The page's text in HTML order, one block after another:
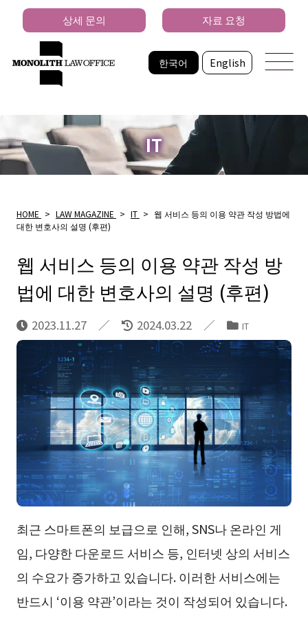
한국어 English
상세 문의 자료 요청
IT
HOME > LAW MAGAZINE > IT > 웹 서비스 등의 이용 약관 작성 방법에
대한 변호사의 설명 (후편)
웹 서비스 등의 이용 약관 작성 방
법에 대한 변호사의 설명 (후편)
2023.11.27 2024.03.22 IT
최근 스마트폰의 보급으로 인해, SNS나 온라인 게
임, 다양한 다운로드 서비스 등, 인터넷 상의 서비스
의 수요가 증가하고 있습니다. 이러한 서비스에는
반드시 ‘이용 약관’이라는 것이 작성되어 있습니다.